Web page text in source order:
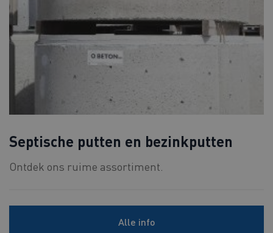
Septische putten en bezinkputten
Ontdek ons ruime assortiment.
Alle info